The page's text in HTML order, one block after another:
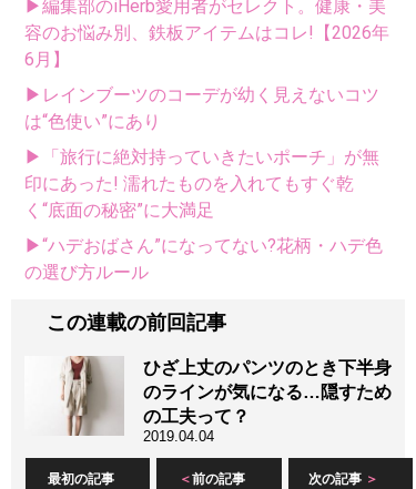
▶編集部のiHerb愛用者がセレクト。健康・美
容のお悩み別、鉄板アイテムはコレ!【2026年
6月】
▶レインブーツのコーデが幼く見えないコツ
は“色使い”にあり
▶「旅行に絶対持っていきたいポーチ」が無
印にあった! 濡れたものを入れてもすぐ乾
く“底面の秘密”に大満足
▶“ハデおばさん”になってない?花柄・ハデ色
の選び方ルール
この連載の前回記事
ひざ上丈のパンツのとき下半身
のラインが気になる…隠すため
の工夫って？
2019.04.04
最初の記事 前の記事 次の記事